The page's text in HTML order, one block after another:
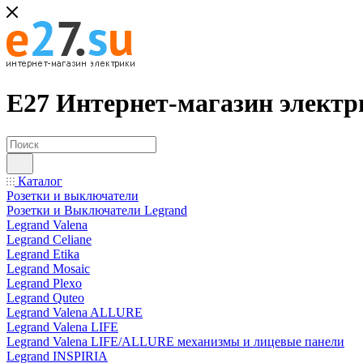
Е27 Интернет-магазин
Каталог
Розетки и выключатели
Розетки и Выключатели Legrand
Legrand Valena
Legrand Celiane
Legrand Etika
Legrand Mosaic
Legrand Plexo
Legrand Quteo
Legrand Valena ALLURE
Legrand Valena LIFE
Legrand Valena LIFE/ALLURE механизмы и лицевые панели
Legrand INSPIRIA